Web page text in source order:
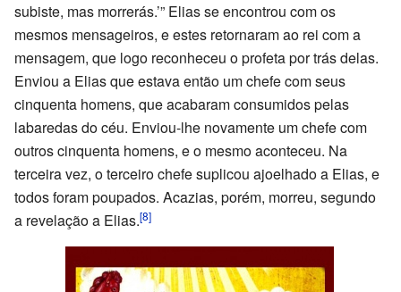
subiste, mas morrerás.’” Elias se encontrou com os
mesmos mensageiros, e estes retornaram ao rei com a
mensagem, que logo reconheceu o profeta por trás delas.
Enviou a Elias que estava então um chefe com seus
cinquenta homens, que acabaram consumidos pelas
labaredas do céu. Enviou-lhe novamente um chefe com
outros cinquenta homens, e o mesmo aconteceu. Na
terceira vez, o terceiro chefe suplicou ajoelhado a Elias, e
todos foram poupados. Acazias, porém, morreu, segundo
a revelação a Elias.[8]